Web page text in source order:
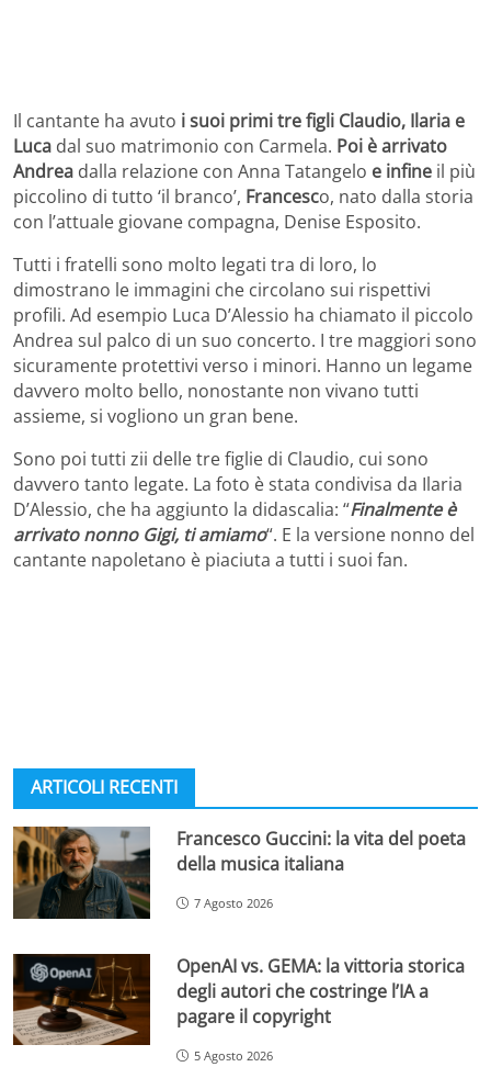
Il cantante ha avuto i suoi primi tre figli Claudio, Ilaria e
Luca dal suo matrimonio con Carmela. Poi è arrivato
Andrea dalla relazione con Anna Tatangelo e infine il più
piccolino di tutto ‘il branco’, Francesco, nato dalla storia
con l’attuale giovane compagna, Denise Esposito.
Tutti i fratelli sono molto legati tra di loro, lo
dimostrano le immagini che circolano sui rispettivi
profili. Ad esempio Luca D’Alessio ha chiamato il piccolo
Andrea sul palco di un suo concerto. I tre maggiori sono
sicuramente protettivi verso i minori. Hanno un legame
davvero molto bello, nonostante non vivano tutti
assieme, si vogliono un gran bene.
Sono poi tutti zii delle tre figlie di Claudio, cui sono
davvero tanto legate. La foto è stata condivisa da Ilaria
D’Alessio, che ha aggiunto la didascalia: “Finalmente è
arrivato nonno Gigi, ti amiamo“. E la versione nonno del
cantante napoletano è piaciuta a tutti i suoi fan.
ARTICOLI RECENTI
Francesco Guccini: la vita del poeta
della musica italiana
7 Agosto 2026
OpenAI vs. GEMA: la vittoria storica
degli autori che costringe l’IA a
pagare il copyright
5 Agosto 2026